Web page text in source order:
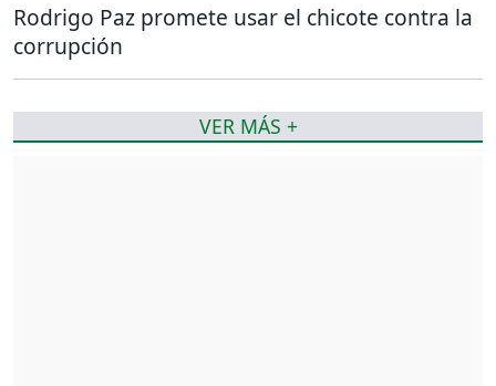
Rodrigo Paz promete usar el chicote contra la
corrupción
VER MÁS +